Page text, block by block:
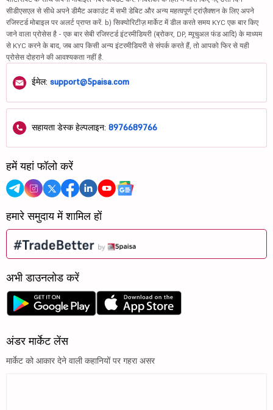
अडानी एनर्जि... 1630.1 199096.99
बंधन बैंक लि... 176.02 28242.6
उज्जीवन स्मॉ...
अडानी ग्रीन ... 1372.4 225663.13
केपीआईटी टेक... 629.9
सीडीएसएल से सीधे अपने डीमैट अकाउंट में सभी डेबिट और अन्य महत्वपूर्ण ट्रांज़ैक्शन के लिए अपने
रजिस्टर्ड मोबाइल पर अलर्ट प्राप्त करें. b) सिक्योरिटीज़ मार्केट में डील करते समय KYC एक बार किए
जाने वाला प्रोसेस है - एक बार सेबी रजिस्टर्ड इंटरमीडियरी (ब्रोकर, DP, म्यूचुअल फंड आदि) के माध्यम
से KYC करने के बाद, जब आप किसी अन्य इंटरमीडियरी से संपर्क करते हैं, तो आपको फिर से यही
प्रोसेस दोहराने की आवश्यकता नहीं है.
ईमेल: support@5paisa.com
सहायता डेस्क हेल्पलाइन: 8976689766
हमें यहां फॉलो करें
हमारे समुदाय में शामिल हों
अभी डाउनलोड करें
अंडर मार्केट लेंस
मार्केट को आकार देने वाली कहानियों पर गहरा असर